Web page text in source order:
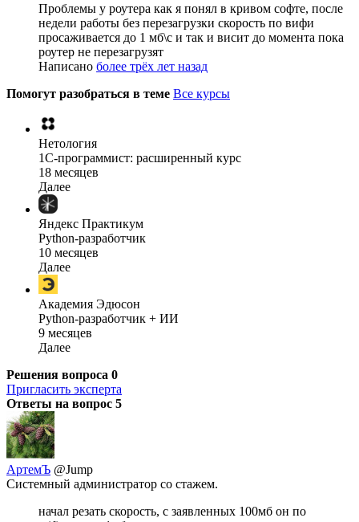
Проблемы у роутера как я понял в кривом софте, после
недели работы без перезагрузки скорость по вифи
просаживается до 1 мб\с и так и висит до момента пока
роутер не перезагрузят
Написано более трёх лет назад
Помогут разобраться в теме Все курсы
Нетология
1C-программист: расширенный курс
18 месяцев
Далее
Яндекс Практикум
Python-разработчик
10 месяцев
Далее
Академия Эдюсон
Python-разработчик + ИИ
9 месяцев
Далее
Решения вопроса 0
Пригласить эксперта
Ответы на вопрос 5
АртемЪ @Jump
Системный администратор со стажем.
начал резать скорость, с заявленных 100мб он по